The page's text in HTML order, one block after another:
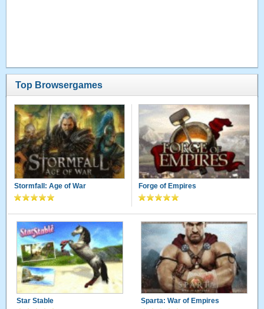
Top Browsergames
Stormfall: Age of War Forge of Empires
Star Stable Sparta: War of Empires